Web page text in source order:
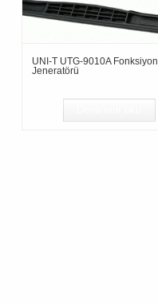
UNI-T UTG-9010A Fonksiyon
Jeneratörü